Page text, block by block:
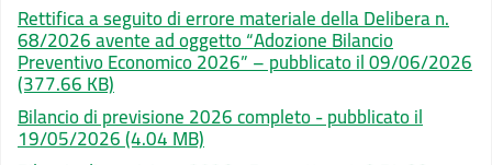
Rettifica a seguito di errore materiale della Delibera n.
68/2026 avente ad oggetto “Adozione Bilancio
Preventivo Economico 2026” – pubblicato il 09/06/2026
(377.66 KB)
Bilancio di previsione 2026 completo - pubblicato il
19/05/2026(4.04 MB)